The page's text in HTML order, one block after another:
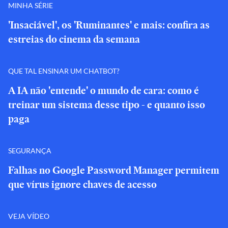
MINHA SÉRIE
'Insaciável', os 'Ruminantes' e mais: confira as
estreias do cinema da semana
QUE TAL ENSINAR UM CHATBOT?
A IA não 'entende' o mundo de cara: como é
treinar um sistema desse tipo - e quanto isso
paga
SEGURANÇA
Falhas no Google Password Manager permitem
que vírus ignore chaves de acesso
VEJA VÍDEO